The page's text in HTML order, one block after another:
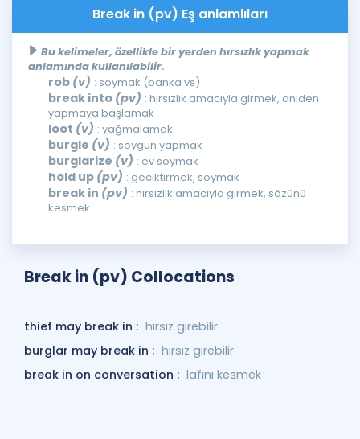
Break in (pv) Eş anlamlıları
Bu kelimeler, özellikle bir yerden hırsızlık yapmak
anlamında kullanılabilir.
rob (v) : soymak (banka vs)
break into (pv) : hırsızlık amacıyla girmek, aniden
yapmaya başlamak
loot (v) : yağmalamak
burgle (v) : soygun yapmak
burglarize (v) : ev soymak
hold up (pv) : geciktirmek, soymak
break in (pv) : hırsızlık amacıyla girmek, sözünü
kesmek
Break in (pv) Collocations
thief may break in : hırsız girebilir
burglar may break in : hırsız girebilir
break in on conversation : lafını kesmek